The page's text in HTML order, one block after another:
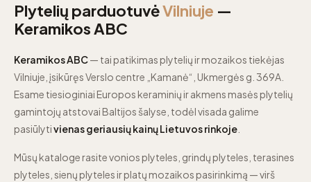
Plytelių parduotuvėVilniuje —
Keramikos ABC
Keramikos ABC— tai patikimas plytelių ir mozaikos tiekėjas
Vilniuje, įsikūręs Verslo centre „Kamanė“, Ukmergės g. 369A.
Esame tiesioginiai Europos keraminių ir akmens masės plytelių
gamintojų atstovai Baltijos šalyse, todėl visada galime
pasiūlytivienas geriausių kainų Lietuvos rinkoje
Mūsų kataloge rasite vonios plyteles, grindų plyteles, terasines
plyteles, sienų plyteles ir platų mozaikos pasirinkimą — virš